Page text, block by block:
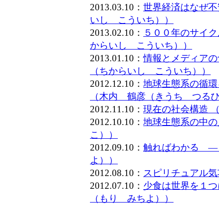
2013.03.10： 世界経済はなぜ
いし こういち））
2013.02.10： ５００年のサイ
からいし こういち））
2013.01.10：情報とメディア
（ちからいし こういち））
2012.12.10： 地球生態系の循
（木内 鶴彦（きうち つる
2012.11.10： 現在の社会構造
2012.10.10： 地球生態系の中
こ））
2012.09.10： 触ればわかる
よ））
2012.08.10： スピリチュアル
2012.07.10： 少食は世界を１
（もり みちよ））